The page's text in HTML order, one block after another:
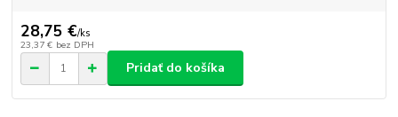
28,75 €/ks
23,37 € bez DPH
Pridať do košíka